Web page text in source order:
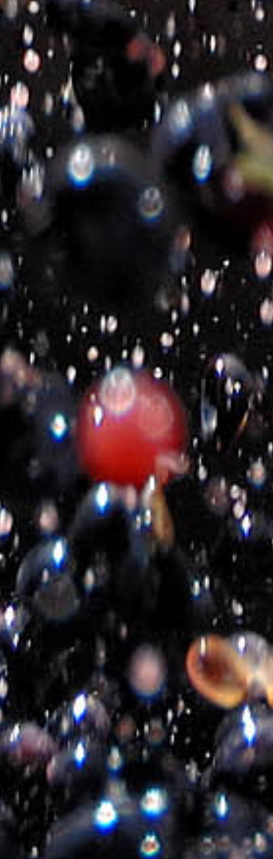
THÈSE 16 LIMITED
EDITION
THÈSE 15 LIMITED
EDITION
€17.10
2020-2026- Michalakis Estate
All Rights Reserved
Eshop Politik
Nutzungsbedingungen
Cookie Richtlinie
Waren – Rückgabepolitik
Zahlungsweise
Unternehmen
Uber uns
Datenschutzbestimmungen
Kontakt
Folgen sie uns